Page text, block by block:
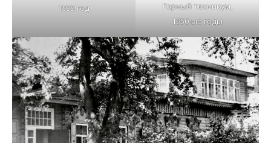
1933 год
Горный техникум,
1950-ые годы